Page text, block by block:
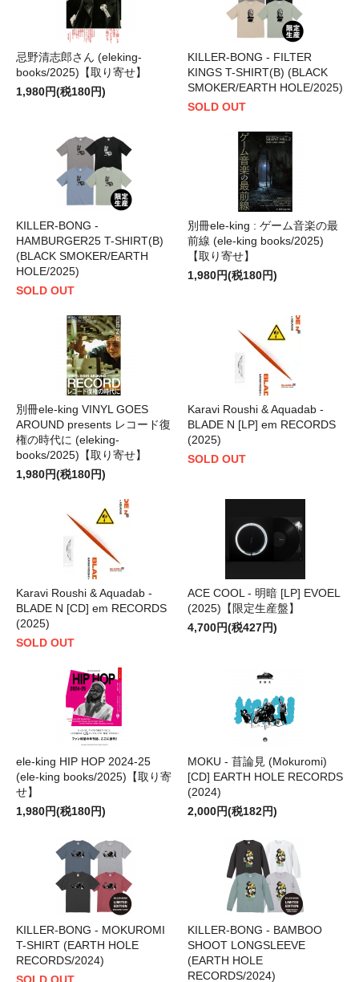
忌野清志郎さん (eleking-
books/2025)【取り寄せ】
1,980円(税180円)
KILLER-BONG - FILTER
KINGS T-SHIRT(B) (BLACK
SMOKER/EARTH HOLE/2025)
SOLD OUT
KILLER-BONG -
HAMBURGER25 T-SHIRT(B)
(BLACK SMOKER/EARTH
HOLE/2025)
SOLD OUT
別冊ele-king : ゲーム音楽の最
前線 (ele-king books/2025)
【取り寄せ】
1,980円(税180円)
別冊ele-king VINYL GOES
AROUND presents レコード復
権の時代に (eleking-
books/2025)【取り寄せ】
1,980円(税180円)
Karavi Roushi & Aquadab -
BLADE N [LP] em RECORDS
(2025)
SOLD OUT
Karavi Roushi & Aquadab -
BLADE N [CD] em RECORDS
(2025)
SOLD OUT
ACE COOL - 明暗 [LP] EVOEL
(2025)【限定生産盤】
4,700円(税427円)
ele-king HIP HOP 2024-25
(ele-king books/2025)【取り寄
せ】
1,980円(税180円)
MOKU - 苜論見 (Mokuromi)
[CD] EARTH HOLE RECORDS
(2024)
2,000円(税182円)
KILLER-BONG - MOKUROMI
T-SHIRT (EARTH HOLE
RECORDS/2024)
SOLD OUT
KILLER-BONG - BAMBOO
SHOOT LONGSLEEVE
(EARTH HOLE
RECORDS/2024)